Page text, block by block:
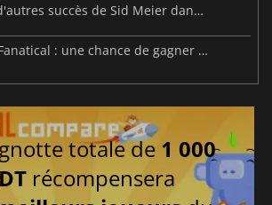
Civilization VI et d'autres succès de Sid Meier dans le dernier Humble Bundle
Offre de Pâques Fanatical : une chance de gagner un Steam Deck ou un casque VR
totale de 1 000
récompensera